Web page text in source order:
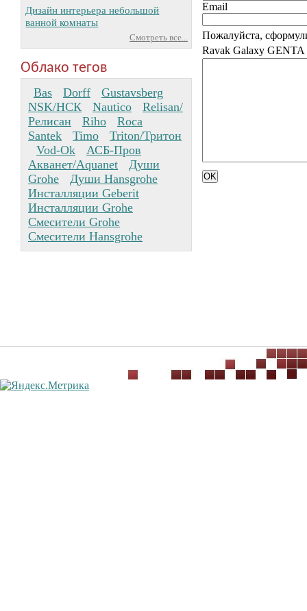
Дизайн интерьера небольшой
ванной комнаты
Смотреть все...
Облако тегов
Bas Dorff
Gustavsberg
NSK/НСК
Nautico
Relisan/
Релисан
Riho
Roca
Santek
Timo
Triton/Тритон
Vod-Ok
АСБ-Пров
Акванет/Aquanet
Души
Grohe
Души Hansgrohe
Инсталляции Geberit
Инсталляции Grohe
Смесители Grohe
Смесители Hansgrohe
Email
Пожалуйста,
Ravak Galaxy GENTA